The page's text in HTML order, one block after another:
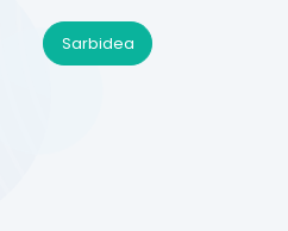
Sarbidea